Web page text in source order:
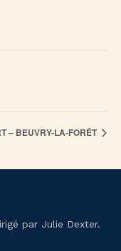
– BEUVRY-LA-FORÊT
par Julie Dexter.